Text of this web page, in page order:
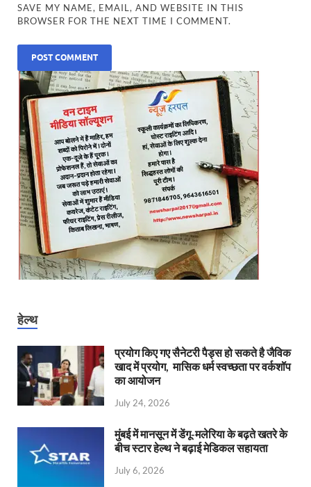
SAVE MY NAME, EMAIL, AND WEBSITE IN THIS
BROWSER FOR THE NEXT TIME I COMMENT.
हेल्थ
प्रयोग किए गए सैनेटरी पैड्स हो सकते है जैविक
खाद में प्रयोग, मासिक धर्म स्वच्छता पर वर्कशॉप
का आयोजन
July 24, 2026
मुंबई में मानसून में डेंगू-मलेरिया के बढ़ते खतरे के
बीच स्टार हेल्थ ने बढ़ाई मेडिकल सहायता
July 6, 2026